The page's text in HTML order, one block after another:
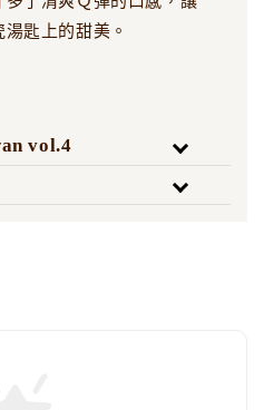
匙上的甜美。
vol.4